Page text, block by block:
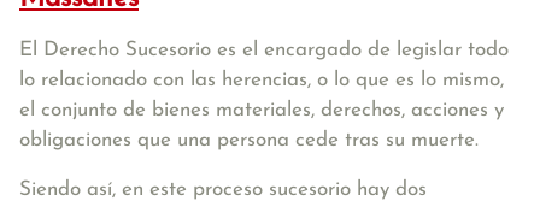
El Derecho Sucesorio es el encargado de legislar todo
lo relacionado con las herencias, o lo que es lo mismo,
el conjunto de bienes materiales, derechos, acciones y
obligaciones que una persona cede tras su muerte.
Siendo así, en este proceso sucesorio hay dos